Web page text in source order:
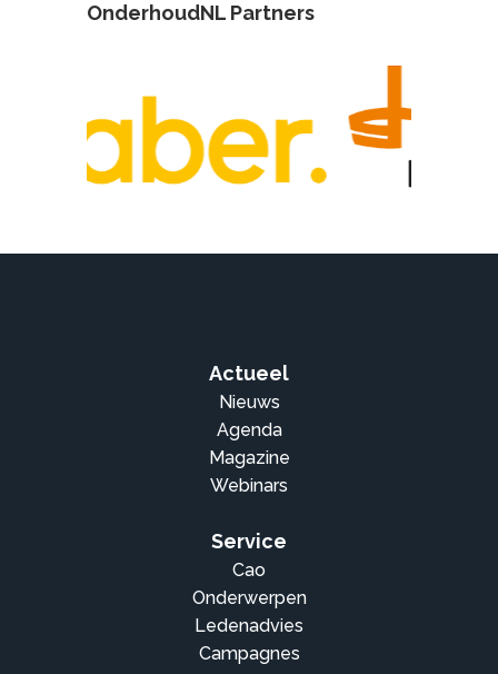
OnderhoudNL Partners
Actueel
Nieuws
Agenda
Magazine
Webinars
Service
Cao
Onderwerpen
Ledenadvies
Campagnes